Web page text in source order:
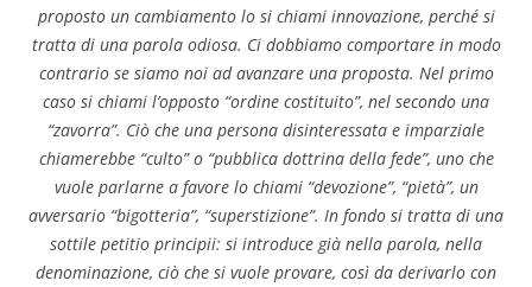
proposto un cambiamento lo si chiami innovazione, perché si
tratta di una parola odiosa. Ci dobbiamo comportare in modo
contrario se siamo noi ad avanzare una proposta. Nel primo
caso si chiami l’opposto “ordine costituito”, nel secondo una
“zavorra”. Ciò che una persona disinteressata e imparziale
chiamerebbe “culto” o “pubblica dottrina della fede”, uno che
vuole parlarne a favore lo chiami “devozione”, “pietà”, un
avversario “bigotteria”, “superstizione”. In fondo si tratta di una
sottile petitio principii: si introduce già nella parola, nella
denominazione, ciò che si vuole provare, così da derivarlo con